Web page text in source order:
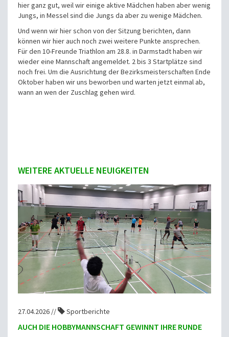
hier ganz gut, weil wir einige aktive Mädchen haben aber wenig
Jungs, in Messel sind die Jungs da aber zu wenige Mädchen.
Und wenn wir hier schon von der Sitzung berichten, dann
können wir hier auch noch zwei weitere Punkte ansprechen.
Für den 10-Freunde Triathlon am 28.8. in Darmstadt haben wir
wieder eine Mannschaft angemeldet. 2 bis 3 Startplätze sind
noch frei. Um die Ausrichtung der Bezirksmeisterschaften Ende
Oktober haben wir uns beworben und warten jetzt einmal ab,
wann an wen der Zuschlag gehen wird.
WEITERE AKTUELLE NEUIGKEITEN
27.04.2026 // Sportberichte
AUCH DIE HOBBYMANNSCHAFT GEWINNT IHRE RUNDE